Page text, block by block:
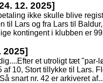
12. 2025]
ikke skulle blive
til Lars og fra Lars til
kontingent i klubben er 99
2025]
et utroligt tæt
10, Stort tillykke til Lars.
snart nr. 42 er arkiveret